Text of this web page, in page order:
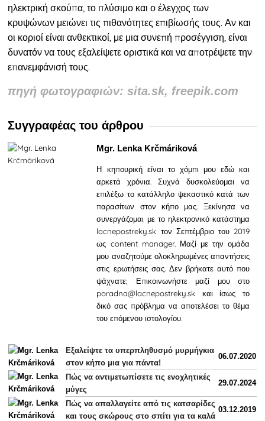
ηλεκτρική σκούπα, το πλύσιμο και ο έλεγχος των
κρυψώνων μειώνει τις πιθανότητες επιβίωσής τους. Αν και
οι κοριοί είναι ανθεκτικοί, με μια συνεπή προσέγγιση, είναι
δυνατόν να τους εξαλείψετε οριστικά και να αποτρέψετε την
επανεμφάνισή τους.
πηγή φωτογραφιών: sita.sk, freepik.com
Συγγραφέας του άρθρου
Mgr. Lenka Krčmáriková
Η κηπουρική είναι το χόμπι μου εδώ και
αρκετά χρόνια. Συχνά δυσκολεύομαι να
επιλέξω το κατάλληλο ψεκαστικό κατά των
παρασίτων στον κήπο μας. Ξεκίνησα να
συνεργάζομαι με το ηλεκτρονικό κατάστημα
lacnepostreky.sk τον Σεπτέμβριο του 2019
ως content manager. Μαζί με την ομάδα
μου αναζητούμε ολοκληρωμένες απαντήσεις
στις ερωτήσεις σας. Δεν βρήκατε αυτό που
ψάχνατε; Επικοινωνήστε μαζί μου στο
poradna@lacnepostreky.sk και ίσως το
δικό σας πρόβλημα να αποτελέσει το θέμα
του επόμενου ιστολογίου.
Εξαλείψτε τα υπερπληθυσμό μυρμήγκια
στον κήπο μια για πάντα!
06.07.2020
Πώς να αντιμετωπίσετε τις ενοχλητικές
μύγες
29.07.2024
Πώς να απαλλαγείτε από τις κατσαρίδες
και τους σκώρους στο σπίτι για τα καλά
03.12.2019